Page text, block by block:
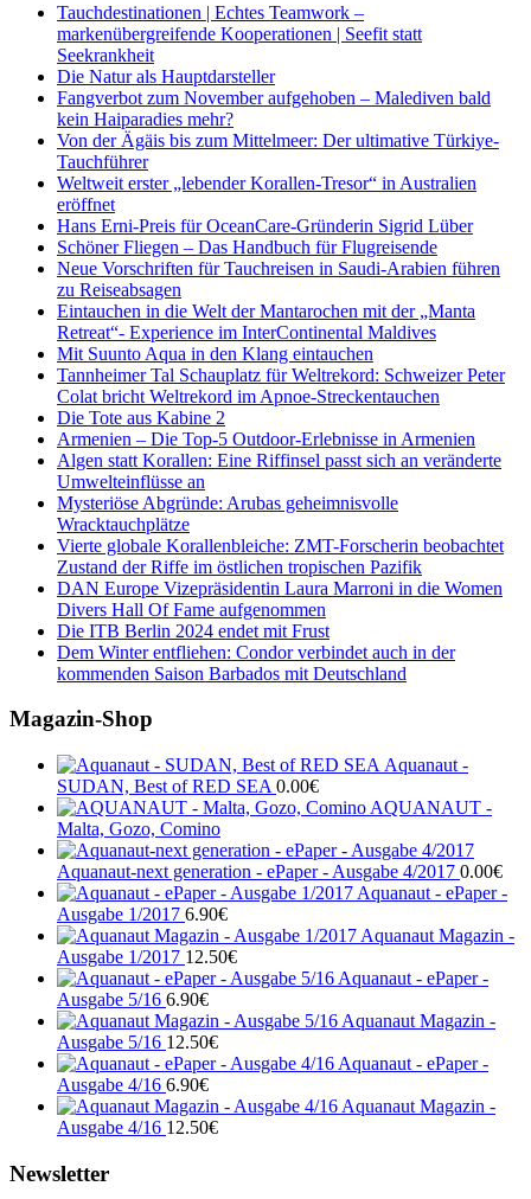
Tauchdestinationen | Echtes Teamwork –
markenübergreifende Kooperationen | Seefit statt
Seekrankheit
Die Natur als Hauptdarsteller
Fangverbot zum November aufgehoben – Malediven bald
kein Haiparadies mehr?
Von der Ägäis bis zum Mittelmeer: Der ultimative Türkiye-
Tauchführer
Weltweit erster „lebender Korallen-Tresor“ in Australien
eröffnet
Hans Erni-Preis für OceanCare-Gründerin Sigrid Lüber
Schöner Fliegen – Das Handbuch für Flugreisende
Neue Vorschriften für Tauchreisen in Saudi-Arabien führen
zu Reiseabsagen
Eintauchen in die Welt der Mantarochen mit der „Manta
Retreat“- Experience im InterContinental Maldives
Mit Suunto Aqua in den Klang eintauchen
Tannheimer Tal Schauplatz für Weltrekord: Schweizer Peter
Colat bricht Weltrekord im Apnoe-Streckentauchen
Die Tote aus Kabine 2
Armenien – Die Top-5 Outdoor-Erlebnisse in Armenien
Algen statt Korallen: Eine Riffinsel passt sich an veränderte
Umwelteinflüsse an
Mysteriöse Abgründe: Arubas geheimnisvolle
Wracktauchplätze
Vierte globale Korallenbleiche: ZMT-Forscherin beobachtet
Zustand der Riffe im östlichen tropischen Pazifik
DAN Europe Vizepräsidentin Laura Marroni in die Women
Divers Hall Of Fame aufgenommen
Die ITB Berlin 2024 endet mit Frust
Dem Winter entfliehen: Condor verbindet auch in der
kommenden Saison Barbados mit Deutschland
Magazin-Shop
Aquanaut -
SUDAN, Best of RED SEA 0.00€
AQUANAUT -
Malta, Gozo, Comino
Aquanaut-next generation - ePaper - Ausgabe 4/2017 0.00€
Aquanaut - ePaper -
Ausgabe 1/2017 6.90€
Aquanaut Magazin -
Ausgabe 1/2017 12.50€
Aquanaut - ePaper -
Ausgabe 5/16 6.90€
Aquanaut Magazin -
Ausgabe 5/16 12.50€
Aquanaut - ePaper -
Ausgabe 4/16 6.90€
Aquanaut Magazin -
Ausgabe 4/16 12.50€
Newsletter